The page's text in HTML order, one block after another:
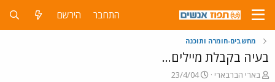
התחבר הירשם
מחשבים-חומרה ותוכנה
בעיה בקבלת מיילים...
פ
בארי הברבארי
פ
23/4/04